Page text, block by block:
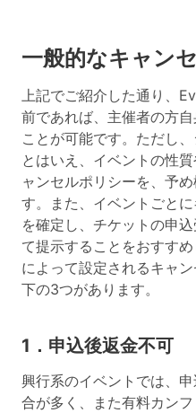
一般的なキャン
上記でご紹介した通り、
前であれば、主催者の方
ことが可能です。ただし
とはいえ、イベントの性
ャンセルポリシーを、予
す。また、イベントごと
を確定し、チケットの申
て提示することをおすす
によって設定されるキャ
下の3つがあります。
1．申込後返金不可
興行系のイベントでは、
合が多く、また有料カン